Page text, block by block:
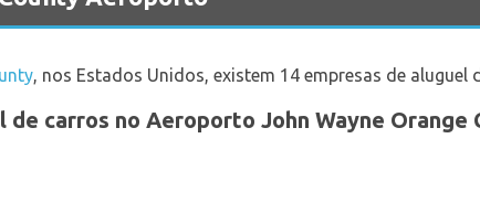
, nos Estados Unidos, existem 14 empresas de aluguel
de carros no Aeroporto John Wayne Orange